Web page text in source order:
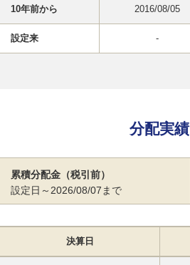
10年前から 2016/08/05
設定来 -
分配実績
累積分配金（税引前）
設定日～2026/08/07まで
決算日